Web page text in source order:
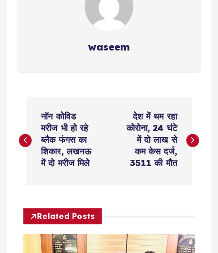
waseem
o
s
n
a
नॉन कोविड
मरीज भी हो रहे
ब्लैक फंगस का
शिकार, लखनऊ
में दो मरीज मिले
देश में थम रहा
कोरोना, 24 घंटे
में दो लाख से
कम केस दर्ज,
3511 की मौत
Related Posts